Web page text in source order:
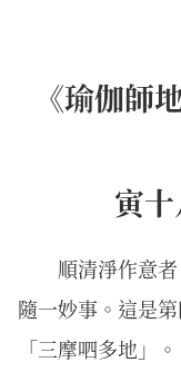
《瑜伽師
寅
順清淨作意
隨一妙事。這是
「三摩呬多地」